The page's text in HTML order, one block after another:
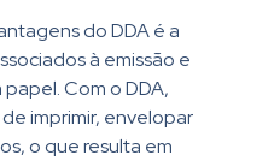
do DDA é a
à emissão e
Com o DDA,
imprimir, envelopar
o que resulta em